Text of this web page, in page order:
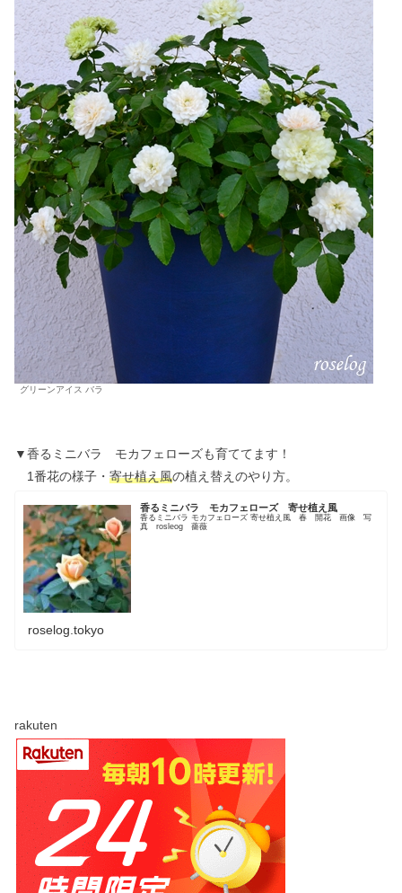
グリーンアイス バラ
▼香るミニバラ モカフェローズも育ててます！
1番花の様子・ 寄せ植え風の植え替えのやり方。
香るミニバラ モカフェローズ 寄せ植え風
香るミニバラ モカフェローズ 寄せ植え風 春 開花 画像 写
真 rosleog 薔薇
roselog.tokyo
rakuten